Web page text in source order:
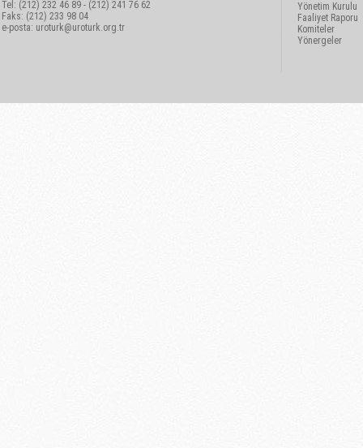
Tel: (212) 232 46 89 - (212) 241 76 62
Faks: (212) 233 98 04
e-posta: uroturk@uroturk.org.tr
Yönetim Kurulu
Faaliyet Raporu
Komiteler
Yönergeler